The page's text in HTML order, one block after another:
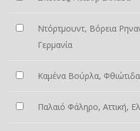
Ντόρτμουντ, Βόρεια
Γερμανία
Καμένα Βούρλα,
Παλαιό Φάληρο, Αττική,